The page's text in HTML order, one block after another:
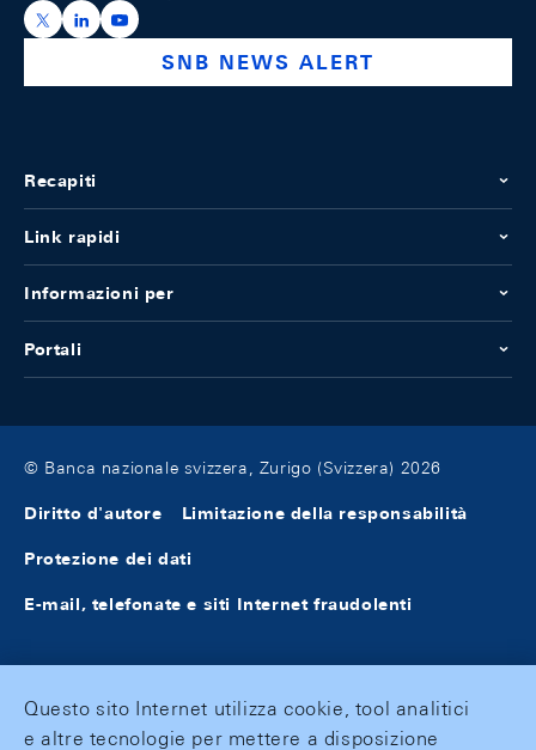
https://x.com/snb_bns
https://ch.linkedin.com/company/swiss-national-
https://www.youtube.com/@swissnationalbank
SNB NEWS ALERT
Recapiti
Link rapidi
Informazioni per
Portali
© Banca nazionale svizzera, Zurigo (Svizzera) 2026
Diritto d'autore Limitazione della responsabilità
Protezione dei dati
E-mail, telefonate e siti Internet fraudolenti
Questo sito Internet utilizza cookie, tool analitici
e altre tecnologie per mettere a disposizione